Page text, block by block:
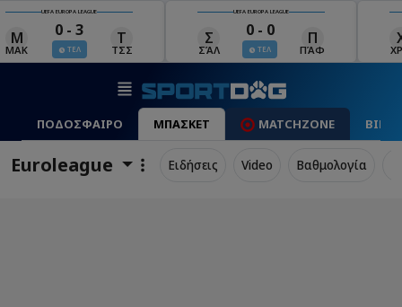
UEFA EUROPA LEAGUE
Σ 0 - 0
ΤΕΛ ΠΆΦ
UEFA EUROPA LEAGUE
ΧΡΆ
0 - 1
ΤΕΛ
Μ
ΜΠΕ ΛΊΝ
ΠΟΔΟΣΦΑΙΡΟ ΜΠΑΣΚΕΤ MATCHZONE
Euroleague Ειδήσεις Video Βαθμολογία